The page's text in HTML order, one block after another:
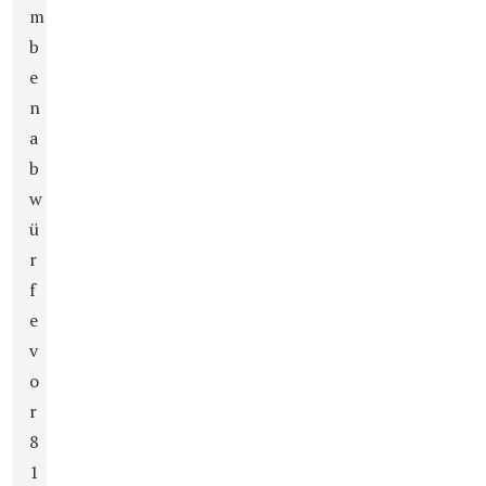
m
b
e
n
a
b
w
ü
r
f
e
v
o
r
8
1